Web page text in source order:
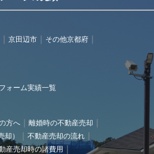
京田辺市
その他京都府
ォーム実績一覧
方へ
離婚時の不動産売却
）
不動産売却の流れ
産売却時の諸費用